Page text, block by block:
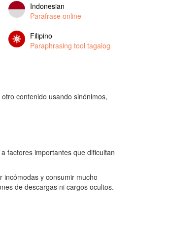
Indonesian
Parafrase online
Filipino
Paraphrasing tool tagalog
contenido usando sinónimos,
factores importantes que dificultan
incómodas y consumir mucho
de descargas ni cargos ocultos.